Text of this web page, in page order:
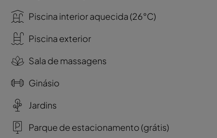
Piscina interior aquecida (26°C)
Piscina exterior
Sala de massagens
Ginásio
Jardins
Parque de estacionamento (grátis)